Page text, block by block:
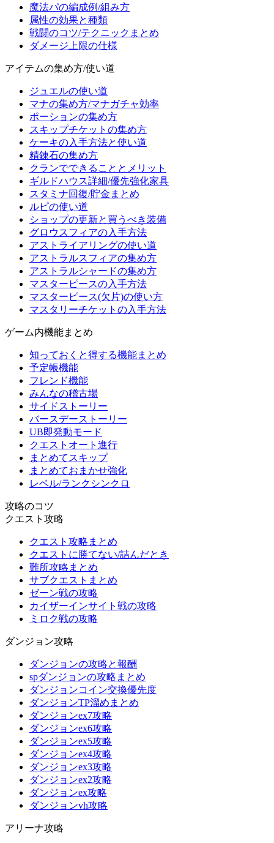
魔法パの編成例/組み方
属性の効果と種類
戦闘のコツ/テクニックまとめ
ダメージ上限の仕様
アイテムの集め方/使い道
ジュエルの使い道
マナの集め方/マナガチャ効率
ポーションの集め方
スキップチケットの集め方
ケーキの入手方法と使い道
精錬石の集め方
クランでできることとメリット
ギルドハウス詳細/優先強化家具
スタミナ回復/貯金まとめ
ルピの使い道
ショップの更新と買うべき装備
グロウスフィアの入手方法
アストライアリングの使い道
アストラルスフィアの集め方
アストラルシャードの集め方
マスターピースの入手方法
マスターピース(欠片)の使い方
マスタリーチケットの入手方法
ゲーム内機能まとめ
知っておくと得する機能まとめ
予定帳機能
フレンド機能
みんなの稽古場
サイドストーリー
バースデーストーリー
UB即発動モード
クエストオート進行
まとめてスキップ
まとめておまかせ強化
レベル/ランクシンクロ
攻略のコツ
クエスト攻略
クエスト攻略まとめ
クエストに勝てない/詰んだとき
難所攻略まとめ
サブクエストまとめ
ゼーン戦の攻略
カイザーインサイト戦の攻略
ミロク戦の攻略
ダンジョン攻略
ダンジョンの攻略と報酬
spダンジョンの攻略まとめ
ダンジョンコイン交換優先度
ダンジョンTP溜めまとめ
ダンジョンex7攻略
ダンジョンex6攻略
ダンジョンex5攻略
ダンジョンex4攻略
ダンジョンex3攻略
ダンジョンex2攻略
ダンジョンex攻略
ダンジョンvh攻略
アリーナ攻略